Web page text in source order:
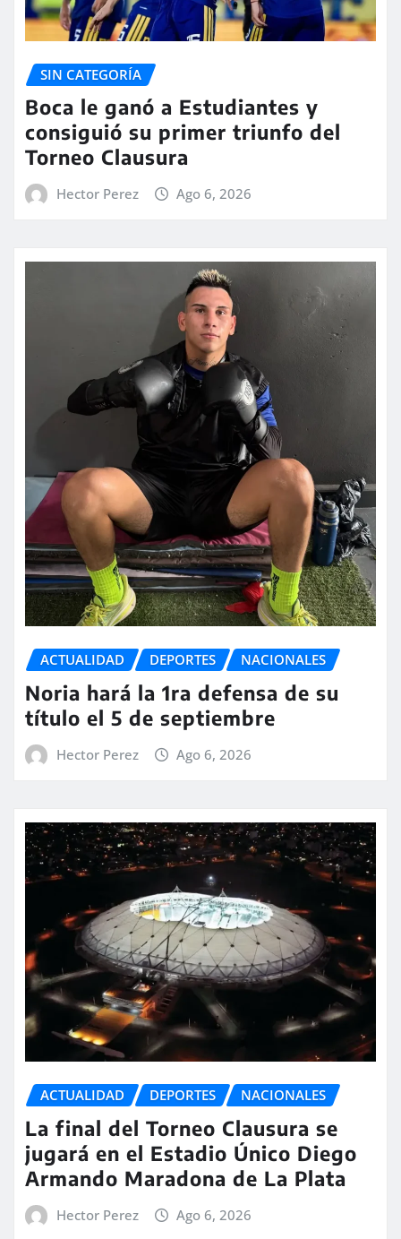
SIN CATEGORÍA
Boca le ganó a Estudiantes y
consiguió su primer triunfo del
Torneo Clausura
Hector Perez Ago 6, 2026
ACTUALIDAD DEPORTES NACIONALES
Noria hará la 1ra defensa de su
título el 5 de septiembre
Hector Perez Ago 6, 2026
ACTUALIDAD DEPORTES NACIONALES
La final del Torneo Clausura se
jugará en el Estadio Único Diego
Armando Maradona de La Plata
Hector Perez Ago 6, 2026